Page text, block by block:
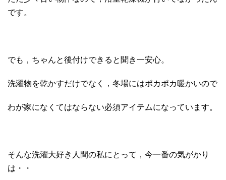
です。
でも，ちゃんと後付けできると聞き一安心。
洗濯物を乾かすだけでなく，冬場にはポカポカ暖かいので
わが家になくてはならない必須アイテムになっています。
そんな洗濯大好き人間の私にとって，今一番の気がかり
は・・